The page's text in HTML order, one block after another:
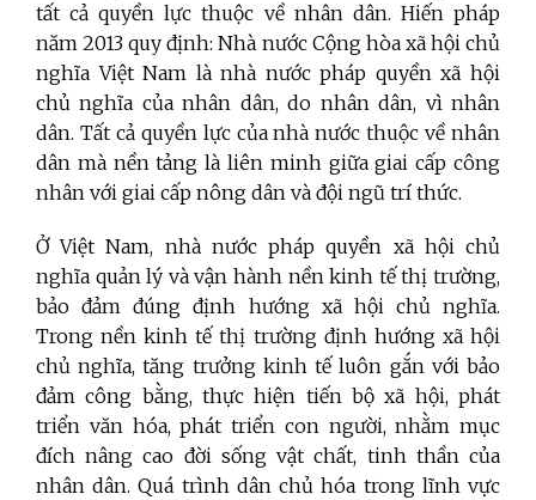
tất cả quyền lực thuộc về nhân dân. Hiến pháp
năm 2013 quy định: Nhà nước Cộng hòa xã hội chủ
nghĩa Việt Nam là nhà nước pháp quyền xã hội
chủ nghĩa của nhân dân, do nhân dân, vì nhân
dân. Tất cả quyền lực của nhà nước thuộc về nhân
dân mà nền tảng là liên minh giữa giai cấp công
nhân với giai cấp nông dân và đội ngũ trí thức.
Ở Việt Nam, nhà nước pháp quyền xã hội chủ
nghĩa quản lý và vận hành nền kinh tế thị trường,
bảo đảm đúng định hướng xã hội chủ nghĩa.
Trong nền kinh tế thị trường định hướng xã hội
chủ nghĩa, tăng trưởng kinh tế luôn gắn với bảo
đảm công bằng, thực hiện tiến bộ xã hội, phát
triển văn hóa, phát triển con người, nhằm mục
đích nâng cao đời sống vật chất, tinh thần của
nhân dân. Quá trình dân chủ hóa trong lĩnh vực